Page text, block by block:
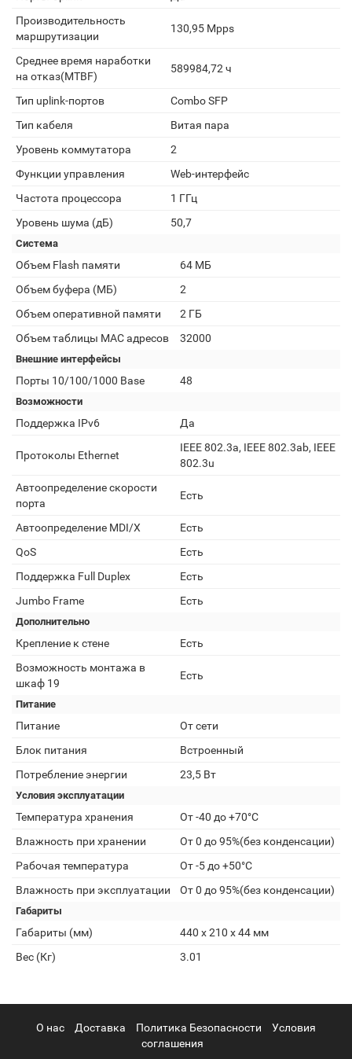
Производительность
маршрутизации
130,95 Mpps
Среднее время наработки
на отказ(MTBF)
589984,72 ч
Тип uplink-портов
Combo SFP
Тип кабеля
Витая пара
Уровень коммутатора
2
Функции управления
Web-интерфейс
Частота процессора
1 ГГц
Уровень шума (дБ)
50,7
Система
Объем Flash памяти
64 МБ
Объем буфера (МБ)
2
Объем оперативной памяти
2 ГБ
Объем таблицы MAC адресов
32000
Внешние интерфейсы
Порты 10/100/1000 Base 48
Возможности
Поддержка IPv6 Да
Протоколы Ethernet
IEEE 802.3a, IEEE 802.3ab, IEEE
802.3u
Автоопределение скорости
порта
Есть
Автоопределение MDI/X
Есть
QoS
Есть
Поддержка Full Duplex
Есть
Jumbo Frame
Есть
Дополнительно
Крепление к стене
Есть
Возможность монтажа в
шкаф 19
Есть
Питание
Питание
От сети
Блок питания
Встроенный
Потребление энергии
23,5 Вт
Условия эксплуатации
Температура хранения
От -40 до +70°С
Влажность при хранении
От 0 до 95%(без конденсации)
Рабочая температура
От -5 до +50°С
Влажность при эксплуатации
От 0 до 95%(без конденсации)
Габариты
Габариты (мм)
440 x 210 x 44 мм
Вес (Кг)
3.01
О нас Доставка Политика Безопасности
Условия
соглашения